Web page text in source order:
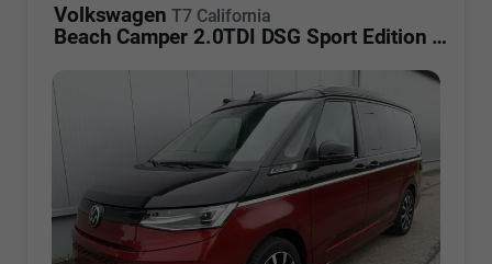
Volkswagen T7 California
Beach Camper 2.0TDI DSG Sport Edition 8 Fach GV5 High+